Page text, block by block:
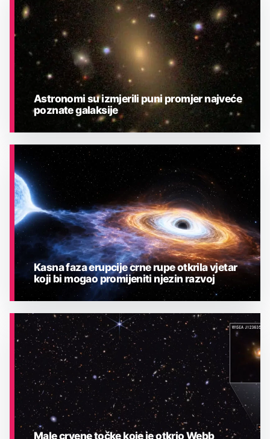
ASTRONOMIJA
Astronomi su izmjerili puni promjer najveće
poznate galaksije
ASTRONOMIJA
Kasna faza erupcije crne rupe otkrila vjetar
koji bi mogao promijeniti njezin razvoj
Male crvene točke koje je otkrio Webb